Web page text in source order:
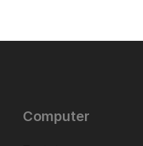
Computer